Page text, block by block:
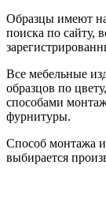
Образцы имеют
поиска по сайту,
Все мебельные
образцов по
способами
фурнитуры.
Способ монтажа
выбирается